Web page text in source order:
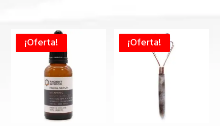
¡Oferta! ¡Oferta!